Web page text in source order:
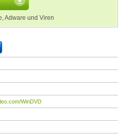
Adware und Viren
WinDVD